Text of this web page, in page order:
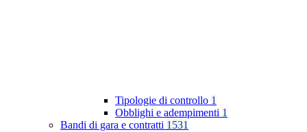
Tipologie di controllo 1
Obblighi e adempimenti 1
Bandi di gara e contratti 1531